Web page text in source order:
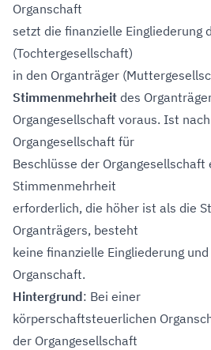
Organschaft
setzt die finanzielle Eingliederung
(Tochtergesellschaft)
in den Organträger
Stimmenmehrheit des
Organgesellschaft voraus. Ist
Organgesellschaft für
Beschlüsse der
Stimmenmehrheit
erforderlich, die höher ist als die
Organträgers, besteht
keine finanzielle Eingliederung
Organschaft.
Hintergrund: Bei einer
körperschaftsteuerlichen
der Organgesellschaft